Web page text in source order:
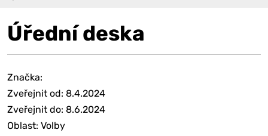
Úřední deska
Značka:
Zveřejnit od: 8.4.2024
Zveřejnit do: 8.6.2024
Oblast: Volby